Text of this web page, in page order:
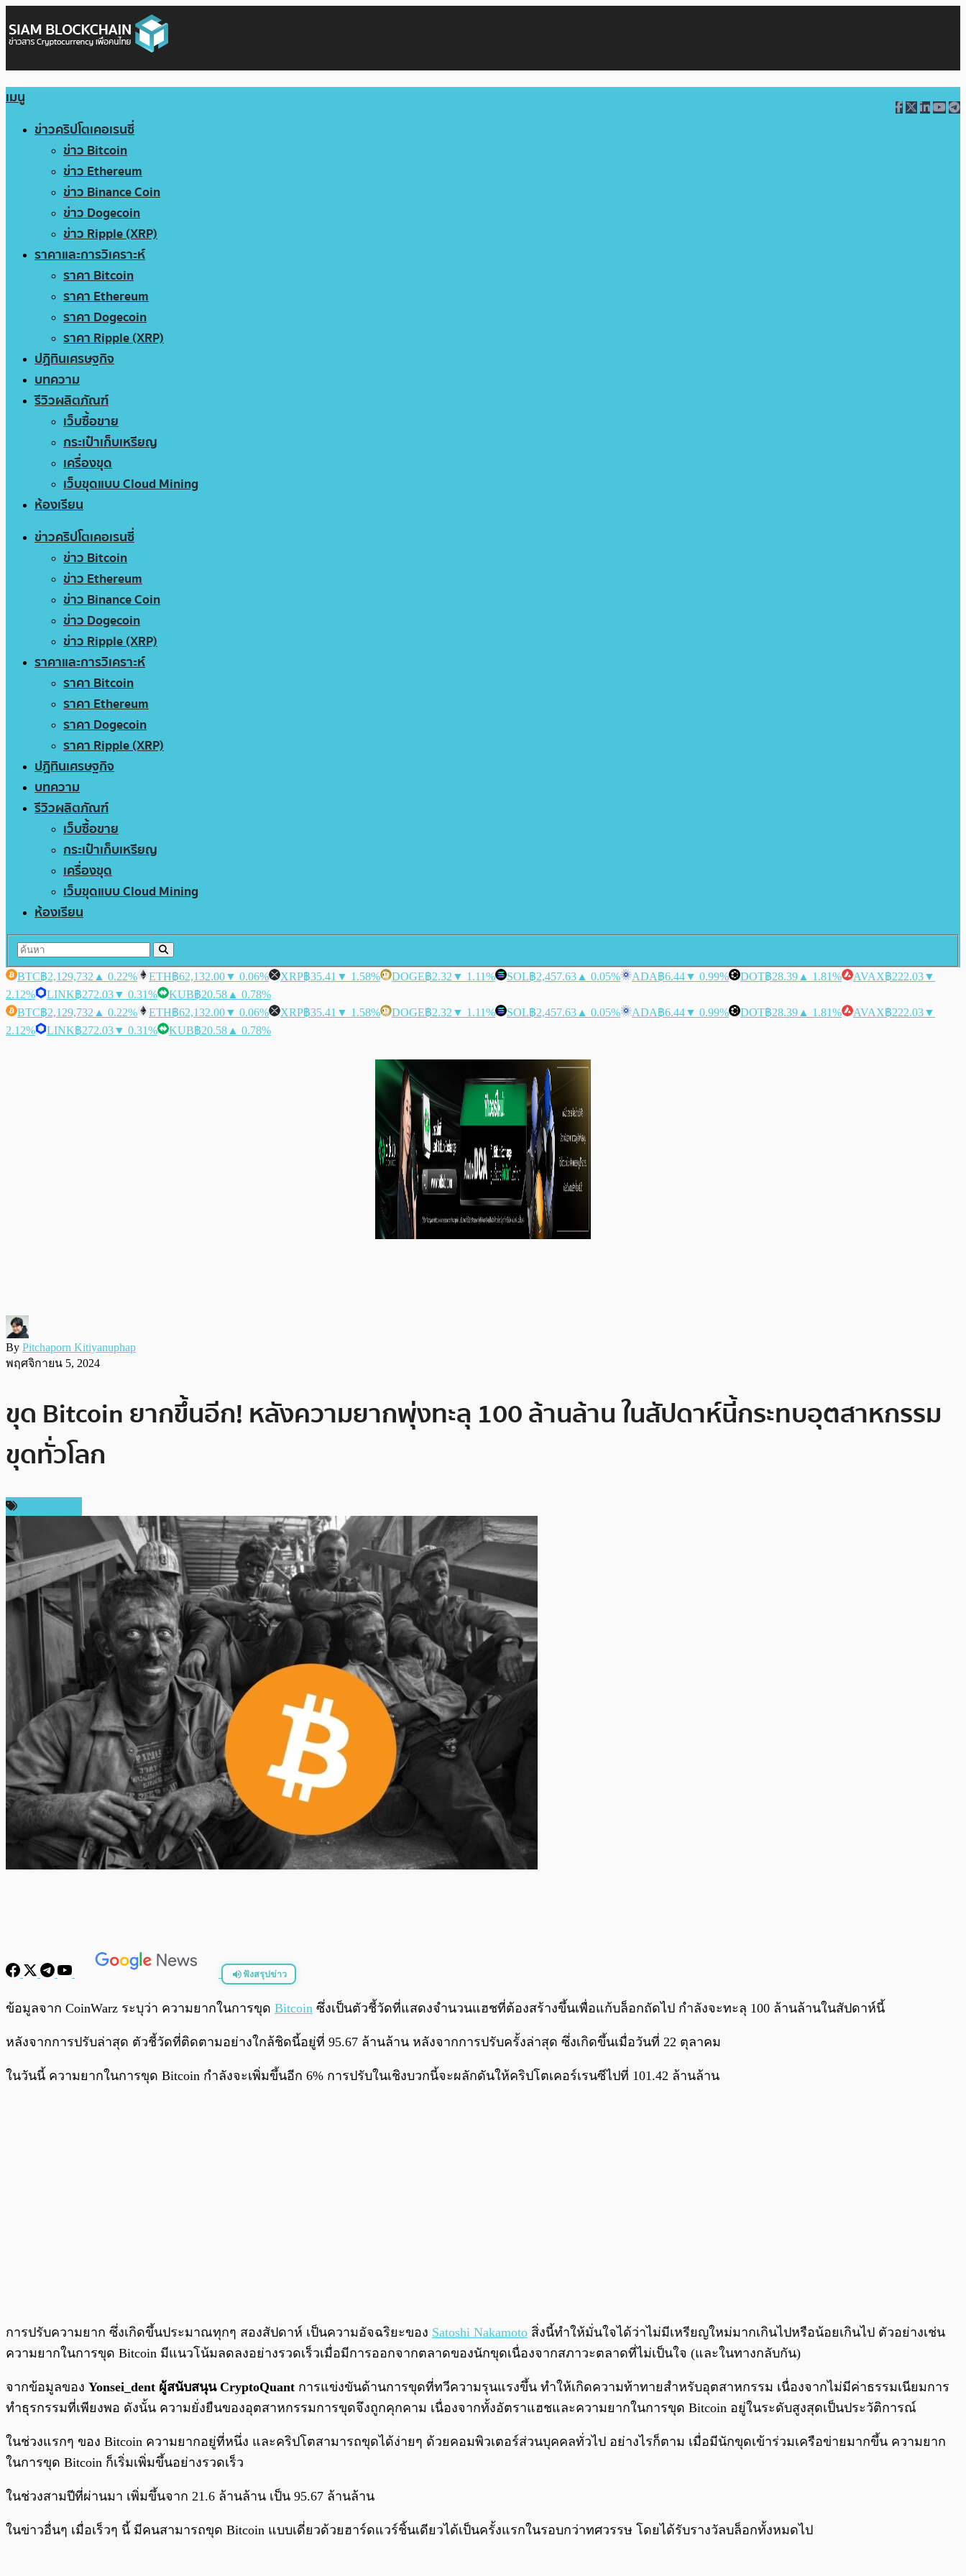
เมนู
ข่าวคริปโตเคอเรนซี่
ข่าว Bitcoin
ข่าว Ethereum
ข่าว Binance Coin
ข่าว Dogecoin
ข่าว Ripple (XRP)
ราคาและการวิเคราะห์
ราคา Bitcoin
ราคา Ethereum
ราคา Dogecoin
ราคา Ripple (XRP)
ปฏิทินเศรษฐกิจ
บทความ
รีวิวผลิตภัณฑ์
เว็บซื้อขาย
กระเป๋าเก็บเหรียญ
เครื่องขุด
เว็บขุดแบบ Cloud Mining
ห้องเรียน
ข่าวคริปโตเคอเรนซี่
ข่าว Bitcoin
ข่าว Ethereum
ข่าว Binance Coin
ข่าว Dogecoin
ข่าว Ripple (XRP)
ราคาและการวิเคราะห์
ราคา Bitcoin
ราคา Ethereum
ราคา Dogecoin
ราคา Ripple (XRP)
ปฏิทินเศรษฐกิจ
บทความ
รีวิวผลิตภัณฑ์
เว็บซื้อขาย
กระเป๋าเก็บเหรียญ
เครื่องขุด
เว็บขุดแบบ Cloud Mining
ห้องเรียน
BTC฿2,129,732 ▲ 0.22% ETH฿62,132.00▼ 0.06% XRP฿35.41 ▼ 1.58% DOGE฿2.32 ▼ 1.11% SOL฿2,457.63 ▲ 0.05% ADA฿6.44▼ 0.99% DOT฿28.39 ▲ 1.81% AVAX฿222.03▼
2.12%
LINK฿272.03▼ 0.31% KUB฿20.58 ▲ 0.78%
BTC฿2,129,732 ▲ 0.22% ETH฿62,132.00▼ 0.06% XRP฿35.41 ▼ 1.58% DOGE฿2.32 ▼ 1.11% SOL฿2,457.63 ▲ 0.05% ADA฿6.44▼ 0.99% DOT฿28.39 ▲ 1.81% AVAX฿222.03▼
2.12%
LINK฿272.03▼ 0.31% KUB฿20.58 ▲ 0.78%
By Pitchaporn Kitiyanuphap
พฤศจิกายน 5, 2024
ขุด Bitcoin ยากขึ้นอีก! หลังความยากพุ่งทะลุ 100 ล้านล้าน ในสัปดาห์นี้กระทบอุตสาหกรรม
ขุดทั่วโลก
ฟังสรุปข่าว
พร้อมเล่น 0:00/
ข้อมูลจาก CoinWarz ระบุว่า ความยากในการขุด Bitcoin ซึ่งเป็นตัวชี้วัดที่แสดงจำนวนแฮชที่ต้องสร้างขึ้นเพื่อแก้บล็อกถัดไป กำลังจะทะลุ 100 ล้านล้านในสัปดาห์นี้
หลังจากการปรับล่าสุด ตัวชี้วัดที่ติดตามอย่างใกล้ชิดนี้อยู่ที่ 95.67 ล้านล้าน หลังจากการปรับครั้งล่าสุด ซึ่งเกิดขึ้นเมื่อวันที่ 22 ตุลาคม
ในวันนี้ ความยากในการขุด Bitcoin กำลังจะเพิ่มขึ้นอีก 6% การปรับในเชิงบวกนี้จะผลักดันให้คริปโตเคอร์เรนซีไปที่ 101.42 ล้านล้าน
การปรับความยาก ซึ่งเกิดขึ้นประมาณทุกๆ สองสัปดาห์ เป็นความอัจฉริยะของ Satoshi Nakamoto สิ่งนี้ทำให้มั่นใจได้ว่าไม่มีเหรียญใหม่มากเกินไปหรือน้อยเกินไป ตัวอย่างเช่น
ความยากในการขุด Bitcoin มีแนวโน้มลดลงอย่างรวดเร็วเมื่อมีการออกจากตลาดของนักขุดเนื่องจากสภาวะตลาดที่ไม่เป็นใจ (และในทางกลับกัน)
จากข้อมูลของ Yonsei_dent ผู้สนับสนุน CryptoQuant การแข่งขันด้านการขุดที่ทวีความรุนแรงขึ้น ทำให้เกิดความท้าทายสำหรับอุตสาหกรรม เนื่องจากไม่มีค่าธรรมเนียมการ
ทำธุรกรรมที่เพียงพอ ดังนั้น ความยั่งยืนของอุตสาหกรรมการขุดจึงถูกคุกคาม เนื่องจากทั้งอัตราแฮชและความยากในการขุด Bitcoin อยู่ในระดับสูงสุดเป็นประวัติการณ์
ในช่วงแรกๆ ของ Bitcoin ความยากอยู่ที่หนึ่ง และคริปโตสามารถขุดได้ง่ายๆ ด้วยคอมพิวเตอร์ส่วนบุคคลทั่วไป อย่างไรก็ตาม เมื่อมีนักขุดเข้าร่วมเครือข่ายมากขึ้น ความยาก
ในการขุด Bitcoin ก็เริ่มเพิ่มขึ้นอย่างรวดเร็ว
ในช่วงสามปีที่ผ่านมา เพิ่มขึ้นจาก 21.6 ล้านล้าน เป็น 95.67 ล้านล้าน
ในข่าวอื่นๆ เมื่อเร็วๆ นี้ มีคนสามารถขุด Bitcoin แบบเดี่ยวด้วยฮาร์ดแวร์ชิ้นเดียวได้เป็นครั้งแรกในรอบกว่าทศวรรษ โดยได้รับรางวัลบล็อกทั้งหมดไป